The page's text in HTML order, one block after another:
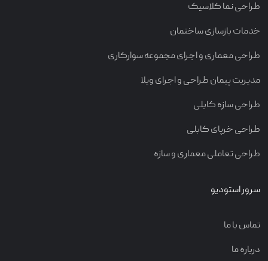
طراحی نما کلاسیک
خدمات بازسازی ساختمان
طراحی معماری و اجرای مجموعه سوارکاری
مدیریت پیمان طراحی و اجرای ویلا
طراحی سازه کابلی
طراحی خرپای کابلی
طراحی تعاملی معماری و سازه
سرور استودیو
تماس با ما
درباره ما